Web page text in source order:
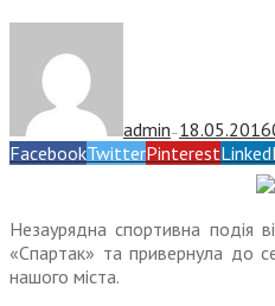
admin — 18.05.2016
FacebookTwitterPinterest
Незаурядна спортивна подія
«Спартак» та привернула до
нашого міста.